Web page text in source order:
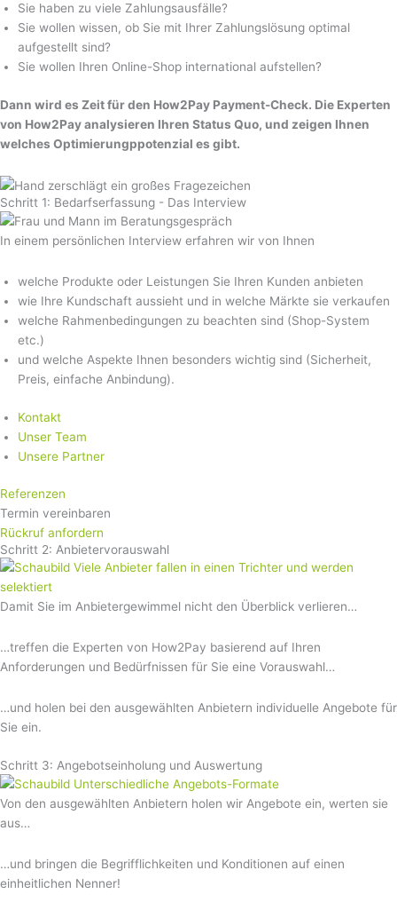
Sie haben zu viele Zahlungsausfälle?
Sie wollen wissen, ob Sie mit Ihrer Zahlungslösung optimal
aufgestellt sind?
Sie wollen Ihren Online-Shop international aufstellen?
Dann wird es Zeit für den How2Pay Payment-Check. Die Experten
von How2Pay analysieren Ihren Status Quo, und zeigen Ihnen
welches Optimierungppotenzial es gibt.
Schritt 1: Bedarfserfassung - Das Interview
In einem persönlichen Interview erfahren wir von Ihnen
welche Produkte oder Leistungen Sie Ihren Kunden anbieten
wie Ihre Kundschaft aussieht und in welche Märkte sie verkaufen
welche Rahmenbedingungen zu beachten sind (Shop-System
etc.)
und welche Aspekte Ihnen besonders wichtig sind (Sicherheit,
Preis, einfache Anbindung).
Kontakt
Unser Team
Unsere Partner
Referenzen
Termin vereinbaren
Rückruf anfordern
Schritt 2: Anbietervorauswahl
Damit Sie im Anbietergewimmel nicht den Überblick verlieren…
…treffen die Experten von How2Pay basierend auf Ihren
Anforderungen und Bedürfnissen für Sie eine Vorauswahl…
…und holen bei den ausgewählten Anbietern individuelle Angebote für
Sie ein.
Schritt 3: Angebotseinholung und Auswertung
Von den ausgewählten Anbietern holen wir Angebote ein, werten sie
aus…
…und bringen die Begrifflichkeiten und Konditionen auf einen
einheitlichen Nenner!